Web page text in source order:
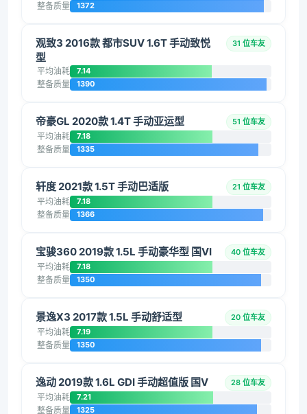
整备质量 1372
观致3 2016款 都市SUV 1.6T 手动致悦
型
31 位车友
平均油耗 7.14
整备质量 1390
帝豪GL 2020款 1.4T 手动亚运型 51 位车友
平均油耗 7.18
整备质量 1335
轩度 2021款 1.5T 手动巴适版 21 位车友
平均油耗 7.18
整备质量 1366
宝骏360 2019款 1.5L 手动豪华型 国VI 40 位车友
平均油耗 7.18
整备质量 1350
景逸X3 2017款 1.5L 手动舒适型 20 位车友
平均油耗 7.19
整备质量 1350
逸动 2019款 1.6L GDI 手动超值版 国V 28 位车友
平均油耗 7.21
整备质量 1325